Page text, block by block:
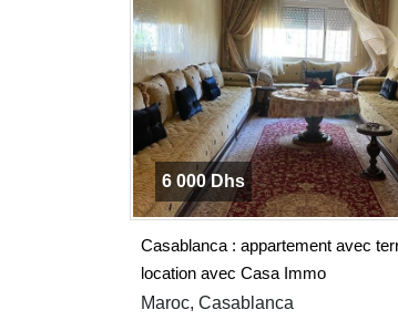
6 000 Dhs
Casablanca : appartement avec
location avec Casa Immo
Maroc, Casablanca